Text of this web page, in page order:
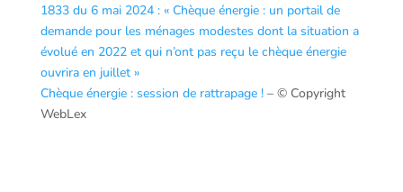
1833 du 6 mai 2024 : « Chèque énergie : un portail de
demande pour les ménages modestes dont la situation a
évolué en 2022 et qui n’ont pas reçu le chèque énergie
ouvrira en juillet »
Chèque énergie : session de rattrapage !– © Copyright
WebLex